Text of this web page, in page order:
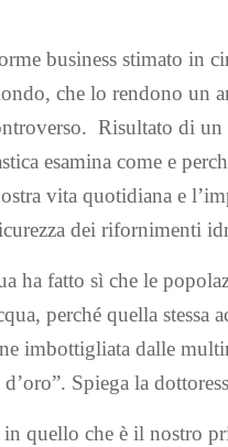
business stimato in
che lo rendono un
Risultato di
esamina come e
vita quotidiana e
dei rifornimenti
ha fatto sì che le
perché quella stessa
imbottigliata dalle
Spiega la
quello che è il nostro